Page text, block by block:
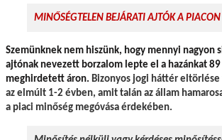
MINŐSÉGTELEN BEJÁRATI AJTÓK A PIACON
Szemünknek nem hiszünk, hogy mennyi nagyon
ajtónak nevezett borzalom lepte el a hazánkat
meghirdetett áron. Bizonyos jogi háttér
az elmúlt 1-2 évben, amit talán az állam
a piaci minőség megóvása érdekében.